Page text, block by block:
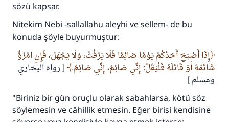
sözü kapsar.
Nitekim Nebi -sallallahu aleyhi ve sellem- de bu
konuda şöyle buyurmuştur:
إِذَا أَصْبَحَ أَحَدُكُمْ يَوْمًا صَائِمًا فَلَا يَرْفُثْ، وَلَا يَجْهَلْ، فَإِنِ امْرُؤٌ
شَاتَمَهُ أَوْ قَاتَلَهُ فَلْيَقُلْ: إِنِّي صَائِمٌ، إِنِّي صَائِمٌ.
[ رواه البخاري
ومسلم ]
"Biriniz bir gün oruçlu olarak sabahlarsa, kötü söz
söylemesin ve câhillik etmesin. Eğer birisi kendisine